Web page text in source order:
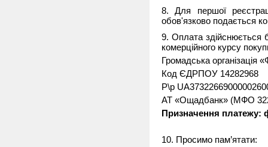
8. Для першої
обов'язково подається
9. Оплата здійснюється
комерційного курсу
Громадська організація
Код ЄДРПОУ 14282968
Р\р
АТ «Ощадбанк» (МФО
Призначення платежу:
10. Просимо пам’ятати: